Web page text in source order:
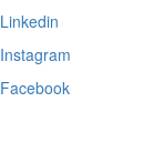
Linkedin
Instagram
Facebook